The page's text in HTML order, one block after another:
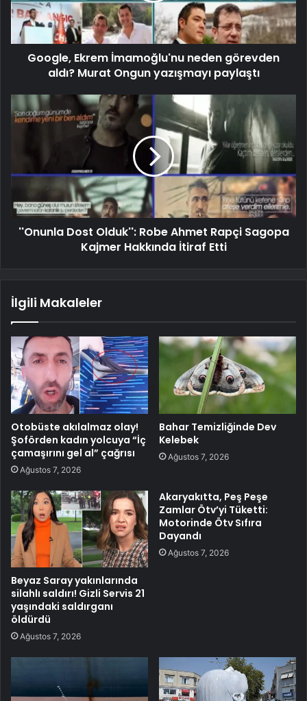
Google, Ekrem İmamoğlu'nu neden görevden
aldı? Murat Ongun yazışmayı paylaştı
''Onunla Dost Olduk'': Robe Ahmet Rapçi Sagopa
Kajmer Hakkında İtiraf Etti
İlgili Makaleler
Otobüste akılalmaz olay!
Şoförden kadın yolcuya “İç
çamaşırını gel al” çağrısı
Ağustos 7, 2026
Bahar Temizliğinde Dev
Kelebek
Ağustos 7, 2026
Beyaz Saray yakınlarında
silahlı saldırı! Gizli Servis 21
yaşındaki saldırganı
öldürdü
Ağustos 7, 2026
Akaryakıtta, Peş Peşe
Zamlar Ötv’yi Tüketti:
Motorinde Ötv Sıfıra
Dayandı
Ağustos 7, 2026